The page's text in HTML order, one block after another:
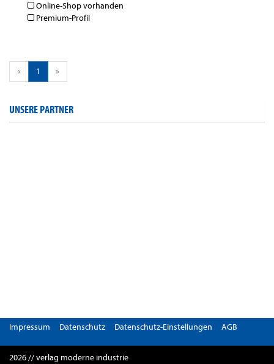
Online-Shop vorhanden
Premium-Profil
« 1 »
UNSERE PARTNER
Impressum Datenschutz Datenschutz-Einstellungen AGB
2026 // verlag moderne industrie